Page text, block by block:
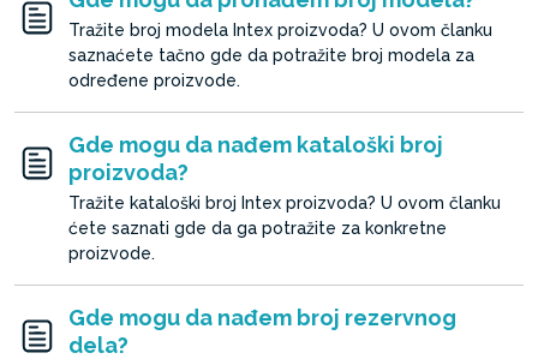
Tražite broj modela Intex proizvoda? U ovom članku
saznaćete tačno gde da potražite broj modela za
određene proizvode.
Gde mogu da nađem kataloški broj
proizvoda?
Tražite kataloški broj Intex proizvoda? U ovom članku
ćete saznati gde da ga potražite za konkretne
proizvode.
Gde mogu da nađem broj rezervnog
dela?